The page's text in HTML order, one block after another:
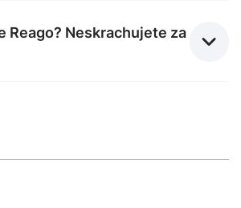
Reago? Neskrachujete za